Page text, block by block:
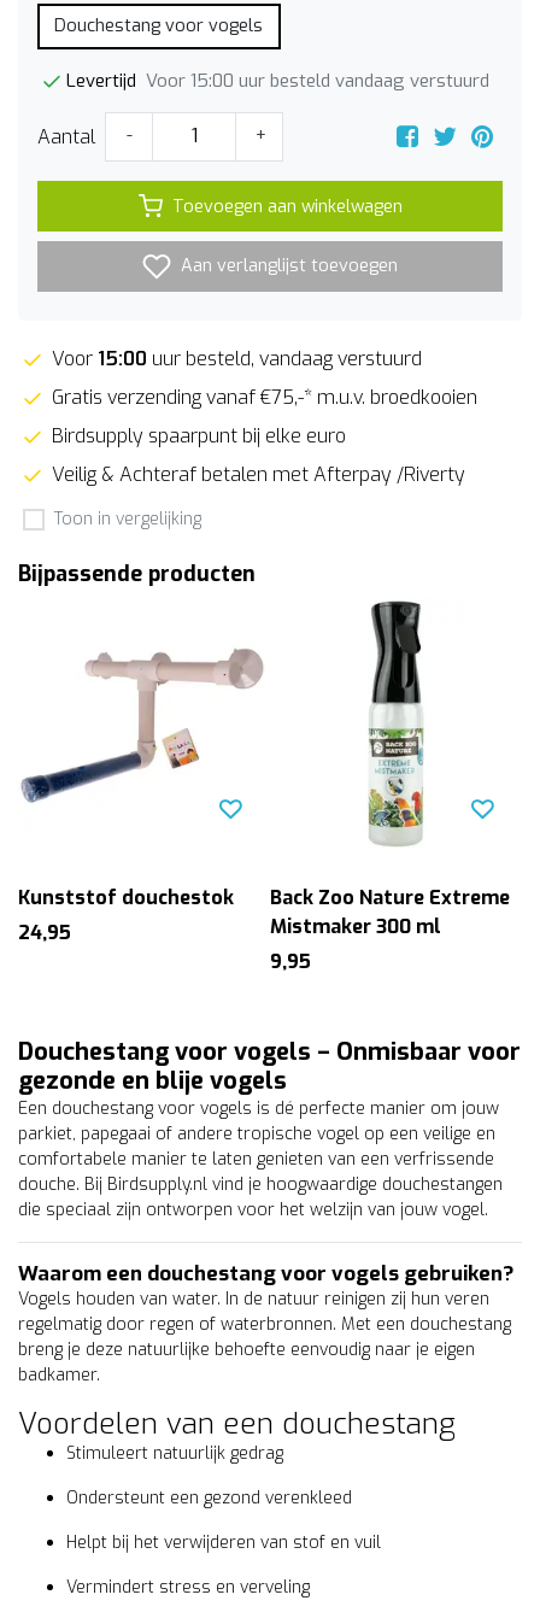
Douchestang voor vogels
Levertijd Voor 15:00 uur besteld vandaag verstuurd
Aantal - +
Toevoegen aan winkelwagen
Aan verlanglijst toevoegen
Voor 15:00 uur besteld, vandaag verstuurd
Gratis verzending vanaf €75,-* m.u.v. broedkooien
Birdsupply spaarpunt bij elke euro
Veilig & Achteraf betalen met Afterpay /Riverty
Toon in vergelijking
Bijpassende producten
Kunststof douchestok
24,95
Back Zoo Nature Extreme
Mistmaker 300 ml
9,95
Douchestang voor vogels – Onmisbaar voor
gezonde en blije vogels
Een douchestang voor vogels is dé perfecte manier om jouw
parkiet, papegaai of andere tropische vogel op een veilige en
comfortabele manier te laten genieten van een verfrissende
douche. Bij Birdsupply.nl vind je hoogwaardige douchestangen
die speciaal zijn ontworpen voor het welzijn van jouw vogel.
Waarom een douchestang voor vogels gebruiken?
Vogels houden van water. In de natuur reinigen zij hun veren
regelmatig door regen of waterbronnen. Met een douchestang
breng je deze natuurlijke behoefte eenvoudig naar je eigen
badkamer.
Voordelen van een douchestang
Stimuleert natuurlijk gedrag
Ondersteunt een gezond verenkleed
Helpt bij het verwijderen van stof en vuil
Vermindert stress en verveling